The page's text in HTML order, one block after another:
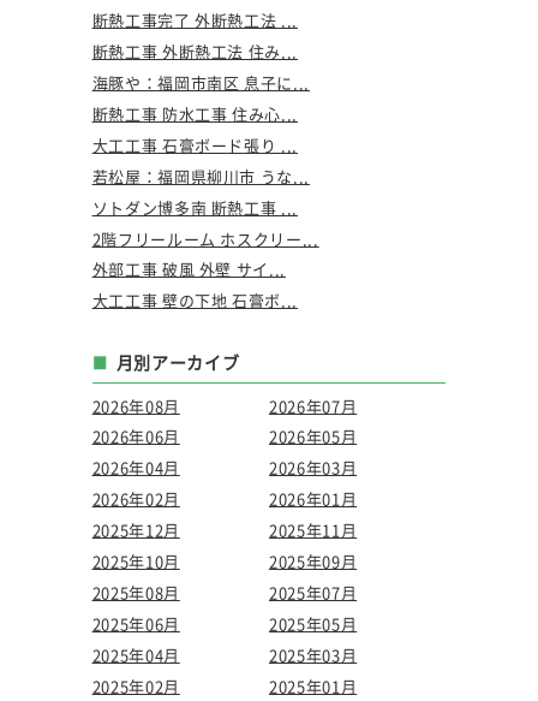
断熱工事完了 外断熱工法 ...
断熱工事 外断熱工法 住み...
海豚や：福岡市南区 息子に...
断熱工事 防水工事 住み心...
大工工事 石膏ボード張り ...
若松屋：福岡県柳川市 うな...
ソトダン博多南 断熱工事 ...
2階フリールーム ホスクリー...
外部工事 破風 外壁 サイ...
大工工事 壁の下地 石膏ボ...
月別アーカイブ
2026年08月
2026年07月
2026年06月
2026年05月
2026年04月
2026年03月
2026年02月
2026年01月
2025年12月
2025年11月
2025年10月
2025年09月
2025年08月
2025年07月
2025年06月
2025年05月
2025年04月
2025年03月
2025年02月
2025年01月